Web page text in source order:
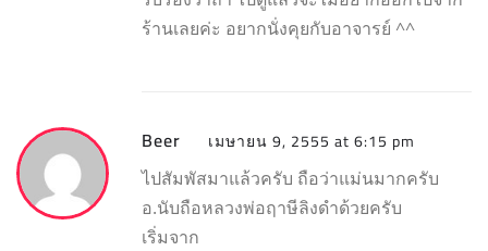
ร้านเลยค่ะ อยากนั่งคุยกับอาจารย์ ^^
Beer เมษายน 9, 2555 at 6:15 pm
ไปสัมพัสมาแล้วครับ ถือว่าแม่นมากครับ
อ.นับถือหลวงพ่อฤาษีลิงดำด้วยครับ
เริ่มจาก